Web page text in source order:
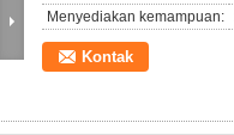
Menyediakan kemampuan:
Kontak